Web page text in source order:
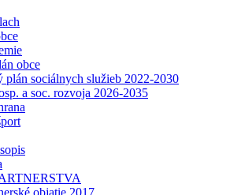
obce
plán sociálnych služieb 2022-2030
a soc. rozvoja 2026-2035
objatie 2017